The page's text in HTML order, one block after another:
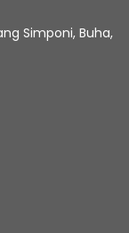
Simponi, Buha,